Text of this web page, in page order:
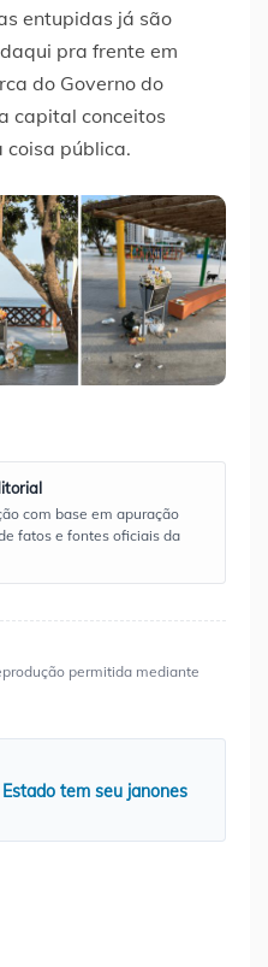
entupidas já são
pra frente em
do Governo do
capital conceitos
coisa pública.
com base em apuração
fatos e fontes oficiais da
permitida mediante
Estado tem seu janones